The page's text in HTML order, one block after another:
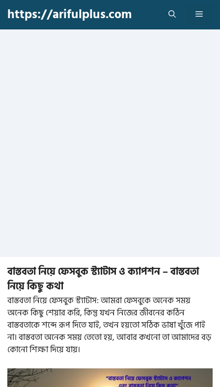
content
https://arifulplus.com Menu
বাস্তবতা নিয়ে ফেসবুক স্ট্যাটাস ও ক্যাপশন – বাস্তবতা
নিয়ে কিছু কথা
বাস্তবতা নিয়ে ফেসবুক স্ট্যাটাস: আমরা ফেসবুকে অনেক সময়
অনেক কিছু শেয়ার করি, কিন্তু যখন নিজের জীবনের কঠিন
বাস্তবতাকে শব্দে রূপ দিতে যাই, তখন হয়তো সঠিক ভাষা খুঁজে পাই
না। বাস্তবতা অনেক সময় তেতো হয়, আবার কখনো তা আমাদের বড়
কোনো শিক্ষা দিয়ে যায়।